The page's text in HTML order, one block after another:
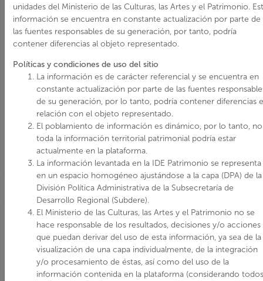
unidades del Ministerio de las Culturas, las Artes y el Patrimonio.
información se encuentra en constante actualización por parte de
las fuentes responsables de su generación, por tanto, podría
contener diferencias al objeto representado.
Políticas y condiciones de uso del sitio
La información es de carácter referencial y se encuentra en
constante actualización por parte de las fuentes
de su generación, por lo tanto, podría contener diferencias
relación con el objeto representado.
El poblamiento de información es dinámico, por lo tanto, no
toda la información territorial patrimonial podría estar
actualmente en la plataforma.
La información levantada en la IDE Patrimonio se representa
en un espacio homogéneo ajustándose a la capa (DPA) de la
División Política Administrativa de la Subsecretaría de
Desarrollo Regional (Subdere).
El Ministerio de las Culturas, las Artes y el Patrimonio no se
hace responsable de los resultados, decisiones y/o acciones
que puedan derivar del uso de esta información, ya sea de la
visualización de una capa individualmente, de la integración
y/o procesamiento de éstas, así como del uso de la
información contenida en la plataforma (considerando todos